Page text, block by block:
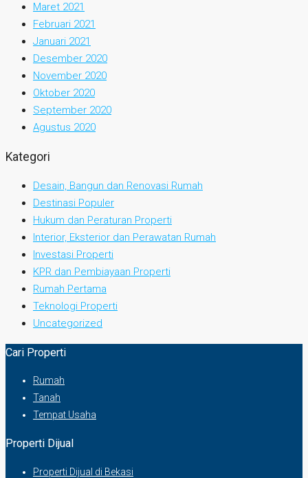
Maret 2021
Februari 2021
Januari 2021
Desember 2020
November 2020
Oktober 2020
September 2020
Agustus 2020
Kategori
Desain, Bangun dan Renovasi Rumah
Destinasi Populer
Hukum dan Peraturan Properti
Interior, Eksterior dan Perawatan Rumah
Investasi Properti
KPR dan Pembiayaan Properti
Rumah Pertama
Teknologi Properti
Uncategorized
Cari Properti
Rumah
Tanah
Tempat Usaha
Properti Dijual
Properti Dijual di Bekasi